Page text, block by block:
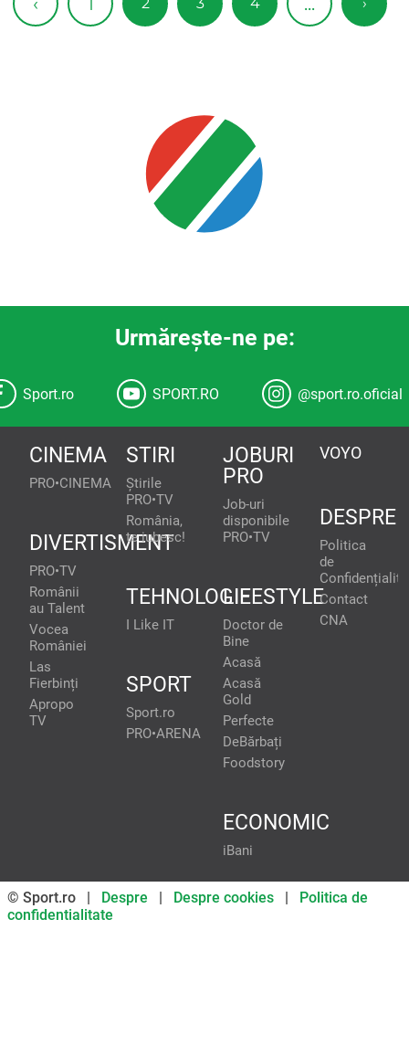
2 3 4 ›
Urmăreşte-ne pe:
Sport.ro SPORT.RO @sport.ro.oficial
CINEMA
PRO•CINEMA
DIVERTISMENT
PRO•TV
Românii
au Talent
Vocea
României
Las
Fierbinți
Apropo
TV
STIRI
Știrile
PRO•TV
România,
te iubesc!
TEHNOLOGIE
I Like IT
SPORT
Sport.ro
PRO•ARENA
JOBURI
PRO
Job-uri
disponibile
PRO•TV
LIFESTYLE
Doctor de
Bine
Acasă
Acasă
Gold
Perfecte
DeBărbați
Foodstory
ECONOMIC
iBani
VOYO
DESPRE
Politica
de
Contact
CNA
© Sport.ro | Despre | Despre cookies | Politica de
confidentialitate